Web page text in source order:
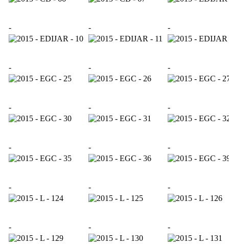
- - -
- - -
- - -
- - -
- - -
- - -